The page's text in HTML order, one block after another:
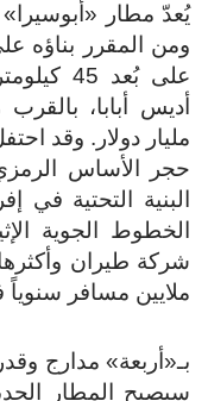
يُعدّ مطار
ومن المقرر بناؤه
على بُعد
مليار دولار. وقد
البنية التحتية في
الخطوط الجوية
ملايين مسافر
سيصبح المطار